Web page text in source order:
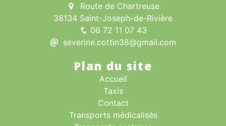
Route de Chartreuse
38134 Saint-Joseph-de-Rivière
06 72 11 07 43
severine.cottin38@gmail.com
Plan du site
Accueil
Taxis
Contact
Transports médicalisés